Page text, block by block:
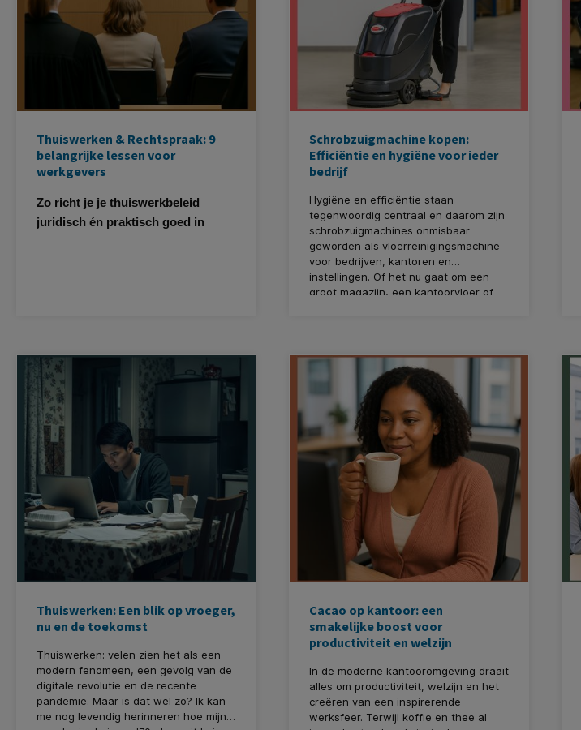
Thuiswerken & Rechtspraak: 9
belangrijke lessen voor
werkgevers
Zo richt je je thuiswerkbeleid
juridisch én praktisch goed in
Schrobzuigmachine kopen:
Efficiëntie en hygiëne voor ieder
bedrijf
Hygiëne en efficiëntie staan
tegenwoordig centraal en daarom zijn
schrobzuigmachines onmisbaar
geworden als vloerreinigingsmachine
voor bedrijven, kantoren en
instellingen. Of het nu gaat om een
groot magazijn, een kantoorvloer of
eigenlijk iets beperkter (Een
veegmachine verwijdert droog vuil
zoals stof, zand en papier van de
vloer), wordt schoonmaken niet alleen
makkelijker, maar ook een stuk sneller
en professioneler.
Thuiswerken: Een blik op vroeger,
nu en de toekomst
Thuiswerken: velen zien het als een
modern fenomeen, een gevolg van de
digitale revolutie en de recente
pandemie. Maar is dat wel zo? Ik kan
me nog levendig herinneren hoe mijn
Cacao op kantoor: een
smakelijke boost voor
productiviteit en welzijn
In de moderne kantooromgeving draait
alles om productiviteit, welzijn en het
creëren van een inspirerende
werksfeer. Terwijl koffie en thee al